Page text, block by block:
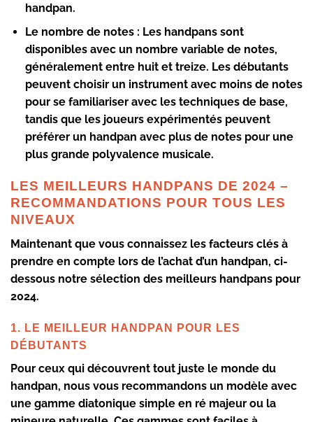
handpan.
Le nombre de notes: Les handpans sont
disponibles avec un nombre variable de notes,
généralement entre huit et treize. Les débutants
peuvent choisir un instrument avec moins de notes
pour se familiariser avec les techniques de base,
tandis que les joueurs expérimentés peuvent
préférer un handpan avec plus de notes pour une
plus grande polyvalence musicale.
LES MEILLEURS HANDPANS DE 2024 –
RECOMMANDATIONS POUR TOUS LES
NIVEAUX
Maintenant que vous connaissez les facteurs clés à
prendre en compte lors de l’achat d’un handpan, ci-
dessous notre sélection des meilleurs handpans pour
2024.
1. LE MEILLEUR HANDPAN POUR LES
DÉBUTANTS
Pour ceux qui découvrent tout juste le monde du
handpan, nous vous recommandons un modèle avec
une gamme diatonique simple en ré majeur ou la